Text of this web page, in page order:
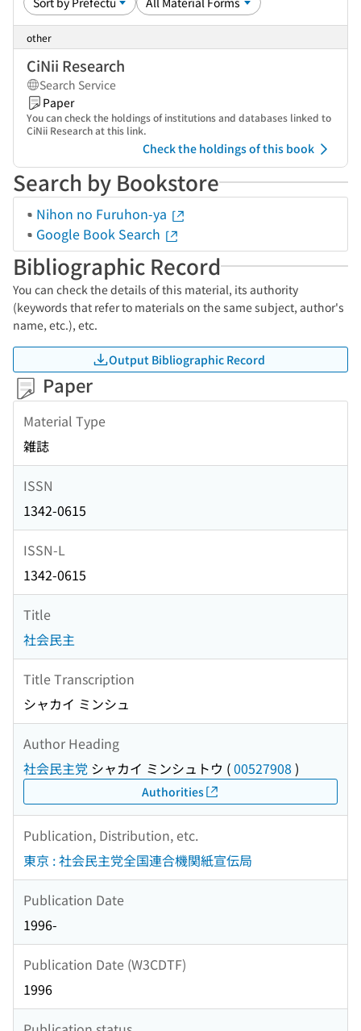
other
CiNii Research
Search Service
Paper
You can check the holdings of institutions and databases linked to
CiNii Research at this link.
Check the holdings of this book
Search by Bookstore
Nihon no Furuhon-ya
Google Book Search
Bibliographic Record
You can check the details of this material, its authority
(keywords that refer to materials on the same subject, author's
name, etc.), etc.
Output Bibliographic Record
Paper
Material Type
雑誌
ISSN
1342-0615
ISSN-L
1342-0615
Title
社会民主
Title Transcription
シャカイ ミンシュ
Author Heading
社会民主党 シャカイ ミンシュトウ (00527908 )
Authorities
Publication, Distribution, etc.
東京 : 社会民主党全国連合機関紙宣伝局
Publication Date
1996-
Publication Date (W3CDTF)
1996